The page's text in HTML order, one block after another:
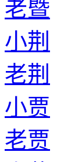
老暨
小荆
老荆
小贾
老贾